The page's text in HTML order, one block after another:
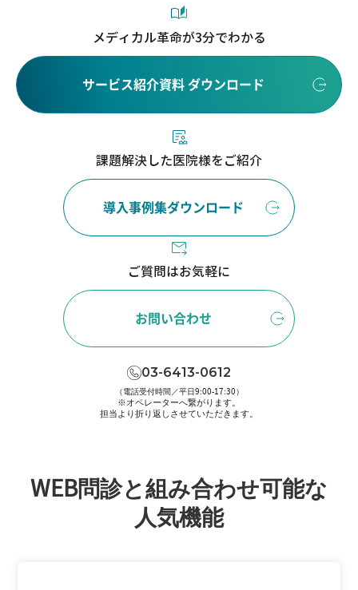
メディカル革命が3分でわかる
サービス紹介資料 ダウンロード
課題解決した医院様をご紹介
導入事例集ダウンロード
ご質問はお気軽に
お問い合わせ
03-6413-0612
（電話受付時間／平日9:00-17:30）
※オペレーターへ繋がります。
担当より折り返しさせていただきます。
WEB問診と組み合わせ可能な
人気機能